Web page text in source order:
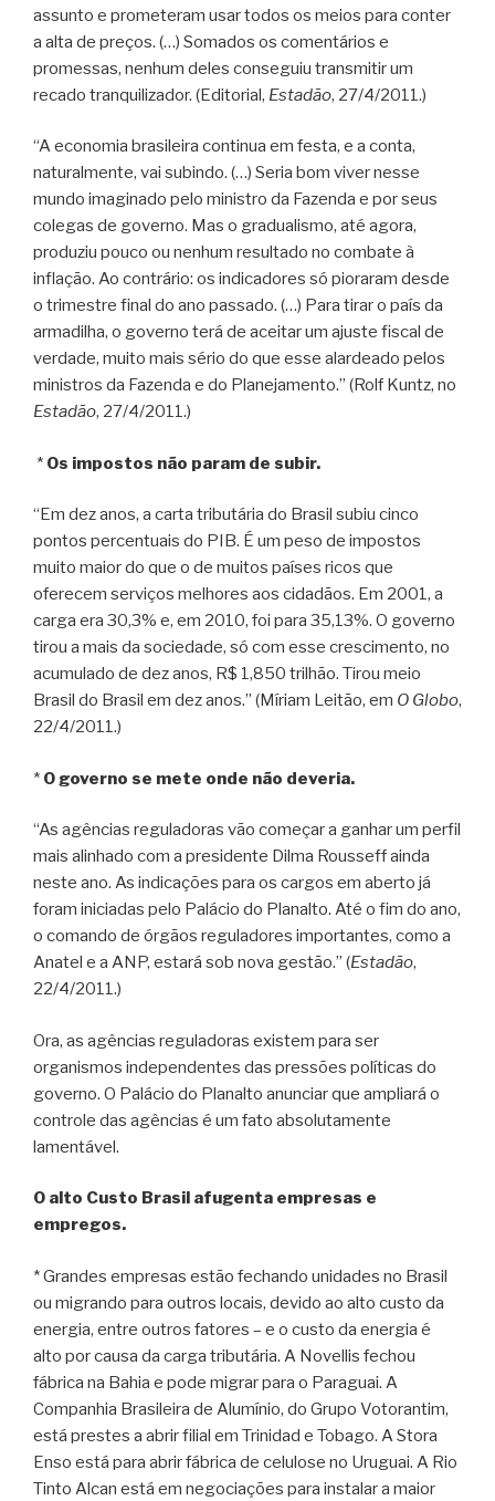
assunto e prometeram usar todos os meios para conter
a alta de preços. (…) Somados os comentários e
promessas, nenhum deles conseguiu transmitir um
recado tranquilizador. (Editorial, Estadão, 27/4/2011.)
“A economia brasileira continua em festa, e a conta,
naturalmente, vai subindo. (…) Seria bom viver nesse
mundo imaginado pelo ministro da Fazenda e por seus
colegas de governo. Mas o gradualismo, até agora,
produziu pouco ou nenhum resultado no combate à
inflação. Ao contrário: os indicadores só pioraram desde
o trimestre final do ano passado. (…) Para tirar o país da
armadilha, o governo terá de aceitar um ajuste fiscal de
verdade, muito mais sério do que esse alardeado pelos
ministros da Fazenda e do Planejamento.” (Rolf Kuntz, no
Estadão, 27/4/2011.)
* Os impostos não param de subir.
“Em dez anos, a carta tributária do Brasil subiu cinco
pontos percentuais do PIB. É um peso de impostos
muito maior do que o de muitos países ricos que
oferecem serviços melhores aos cidadãos. Em 2001, a
carga era 30,3% e, em 2010, foi para 35,13%. O governo
tirou a mais da sociedade, só com esse crescimento, no
acumulado de dez anos, R$ 1,850 trilhão. Tirou meio
Brasil do Brasil em dez anos.” (Míriam Leitão, em O Globo,
22/4/2011.)
* O governo se mete onde não deveria.
“As agências reguladoras vão começar a ganhar um perfil
mais alinhado com a presidente Dilma Rousseff ainda
neste ano. As indicações para os cargos em aberto já
foram iniciadas pelo Palácio do Planalto. Até o fim do ano,
o comando de órgãos reguladores importantes, como a
Anatel e a ANP, estará sob nova gestão.” (Estadão,
22/4/2011.)
Ora, as agências reguladoras existem para ser
organismos independentes das pressões políticas do
governo. O Palácio do Planalto anunciar que ampliará o
controle das agências é um fato absolutamente
lamentável.
O alto Custo Brasil afugenta empresas e
empregos.
* Grandes empresas estão fechando unidades no Brasil
ou migrando para outros locais, devido ao alto custo da
energia, entre outros fatores – e o custo da energia é
alto por causa da carga tributária. A Novellis fechou
fábrica na Bahia e pode migrar para o Paraguai. A
Companhia Brasileira de Alumínio, do Grupo Votorantim,
está prestes a abrir filial em Trinidad e Tobago. A Stora
Enso está para abrir fábrica de celulose no Uruguai. A Rio
Tinto Alcan está em negociações para instalar a maior